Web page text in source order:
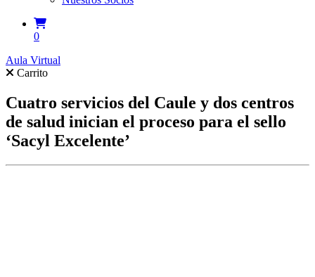
0
Aula Virtual
Carrito
Cuatro servicios del Caule y dos centros
de salud inician el proceso para el sello
‘Sacyl Excelente’